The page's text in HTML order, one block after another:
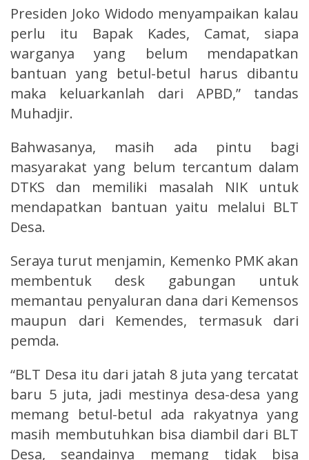
Presiden Joko Widodo menyampaikan kalau
perlu itu Bapak Kades, Camat, siapa
warganya yang belum mendapatkan
bantuan yang betul-betul harus dibantu
maka keluarkanlah dari APBD,” tandas
Muhadjir.
Bahwasanya, masih ada pintu bagi
masyarakat yang belum tercantum dalam
DTKS dan memiliki masalah NIK untuk
mendapatkan bantuan yaitu melalui BLT
Desa.
Seraya turut menjamin, Kemenko PMK akan
membentuk desk gabungan untuk
memantau penyaluran dana dari Kemensos
maupun dari Kemendes, termasuk dari
pemda.
“BLT Desa itu dari jatah 8 juta yang tercatat
baru 5 juta, jadi mestinya desa-desa yang
memang betul-betul ada rakyatnya yang
masih membutuhkan bisa diambil dari BLT
Desa, seandainya memang tidak bisa